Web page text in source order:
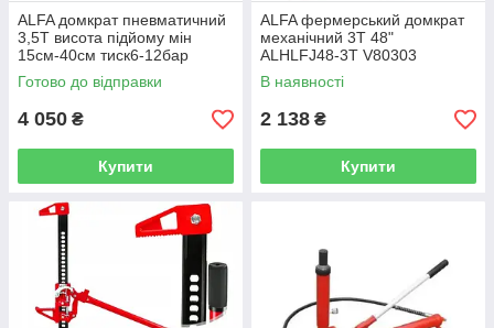
ALFA домкрат пневматичний
3,5Т висота підйому мін
15см-40см тиск6-12бар
Готово до відправки
4 050 ₴
Купити
ALFA фермерський домкрат
механічний 3Т 48"
ALHLFJ48-3T V80303
В наявності
2 138 ₴
Купити